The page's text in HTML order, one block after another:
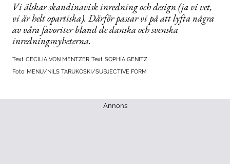
Vi älskar skandinavisk inredning och design (ja vi vet,
vi är helt opartiska). Därför passar vi på att lyfta några
av våra favoriter bland de danska och svenska
inredningsnyheterna.
Text CECILIA VON MENTZER Text SOPHIA GENITZ
Foto MENU/NILS TARUKOSKI/SUBJECTIVE FORM
Annons